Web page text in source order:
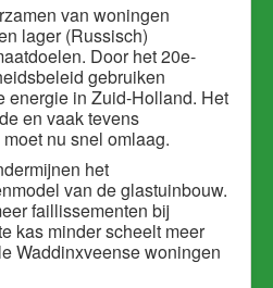
van woningen
lager (Russisch)
Door het 20e-
gebruiken
energie in Zuid-Holland. Het
en vaak tevens
nu snel omlaag.
het
van de glastuinbouw.
faillissementen bij
kas minder scheelt meer
Waddinxveense woningen